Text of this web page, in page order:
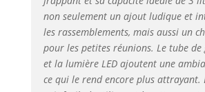
glaçons
pour des
ou vous
remplir
l'eau et
non seulement un ajout ludique et
les rassemblements, mais aussi un
pour les petites réunions. Le tube de
et la lumière LED ajoutent une
ce qui le rend encore plus attrayant.